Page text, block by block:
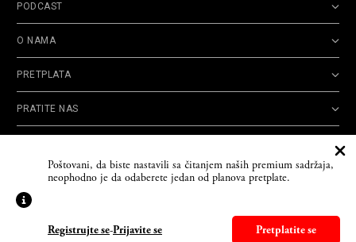
Poštovani, da biste nastavili sa čitanjem naših premium sadržaja,
neophodno je da odaberete jedan od planova pretplate.
Registrujte se-Prijavite se Pretplatite se
PODCAST
O NAMA
PRETPLATA
PRATITE NAS
privatnosti
korišćenja
reklamacija
Policy
© 2026Velike priče- TCT News and Entertainment - Sva prava zadržana. Developed